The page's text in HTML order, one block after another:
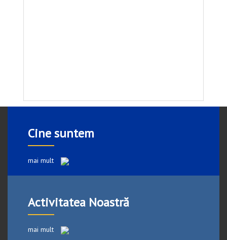
Cine suntem
mai mult
Activitatea Noastră
mai mult